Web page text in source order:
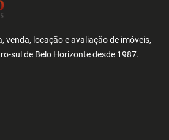
venda, locação e avaliação de imóveis,
sul de Belo Horizonte desde 1987.